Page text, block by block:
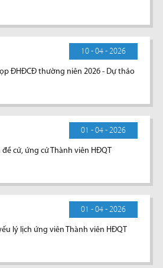
10 - 04 - 2026
ĐHĐCĐ thường niên 2026 - Dự thảo
01 - 04 - 2026
cử, ứng cử Thành viên HĐQT
01 - 04 - 2026
lý lịch ứng viên Thành viên HĐQT